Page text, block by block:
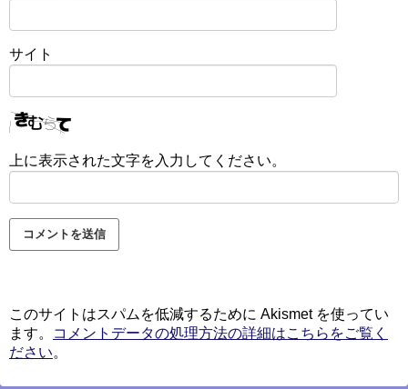
サイト
上に表示された文字を入力してください。
このサイトはスパムを低減するために Akismet を使ってい
ます。
コメントデータの処理方法の詳細はこちらをご覧く
ださい。